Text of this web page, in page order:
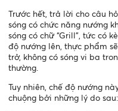
Trước hết, trả lời cho câu
sóng có chức năng nướng
sóng có chữ “Grill”, tức có
độ nướng lên, thực phẩm
trở, không có sóng vi ba
thường.
Tuy nhiên, chế độ nướng
chuộng bởi những lý do sau: